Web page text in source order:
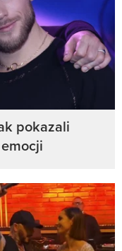
pokazali